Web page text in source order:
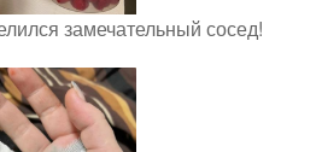
замечательный сосед!